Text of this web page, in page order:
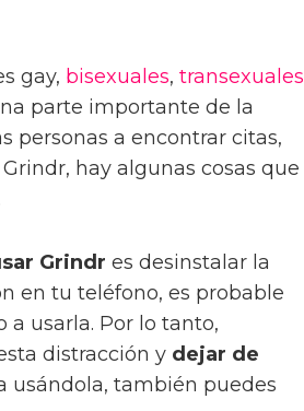
gay, bisexuales, transexuales
parte importante de la
personas a encontrar citas,
hay algunas cosas que
Grindr es desinstalar la
en tu teléfono, es probable
usarla. Por lo tanto,
distracción y dejar de
usándola, también puedes